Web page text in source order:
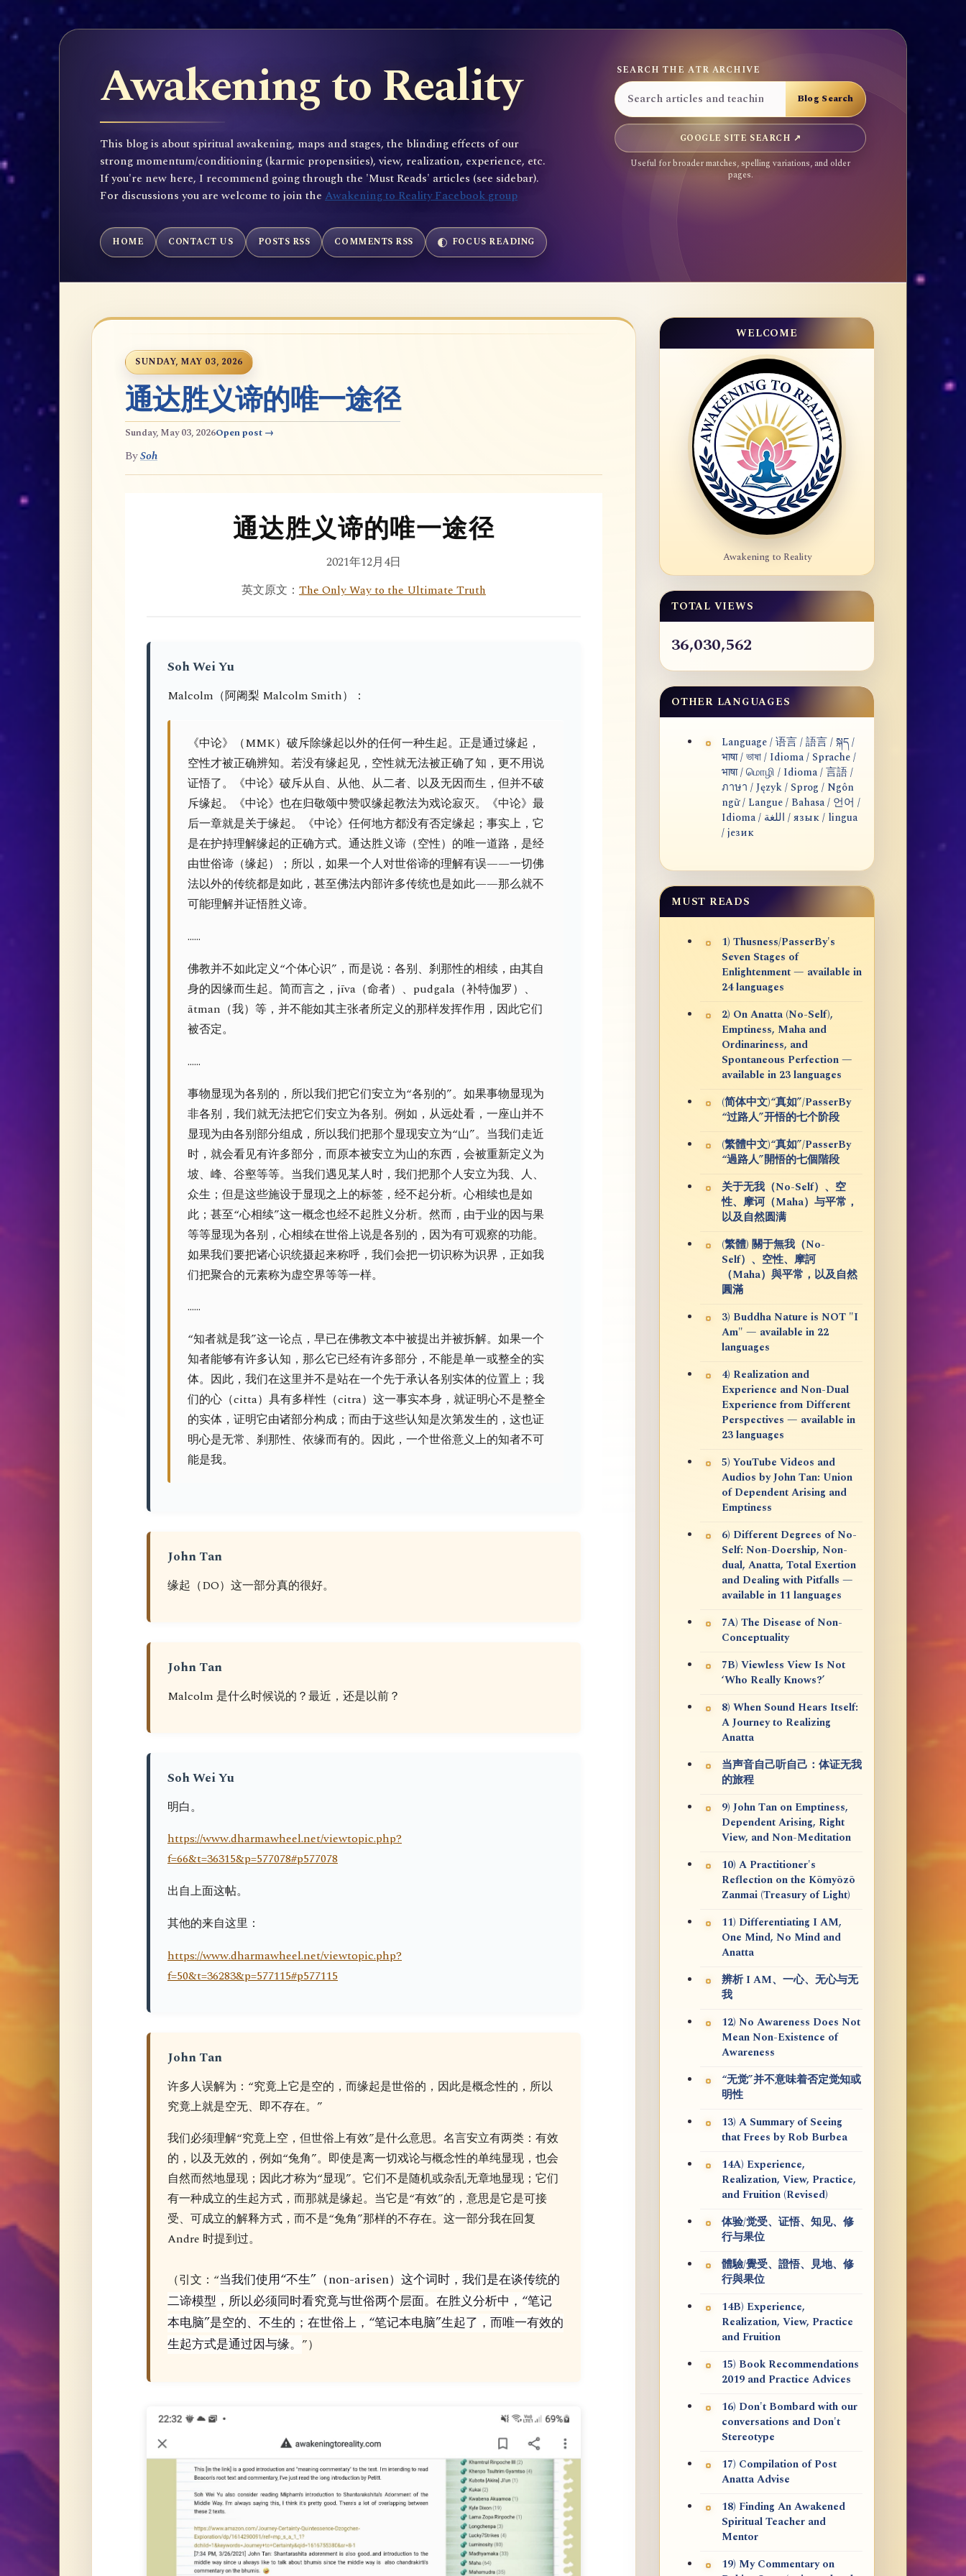
Awakening to Reality
This blog is about spiritual awakening, maps and stages, the blinding effects of our
strong momentum/conditioning (karmic propensities), view, realization, experience, etc.
If you're new here, I recommend going through the 'Must Reads' articles (see sidebar).
For discussions you are welcome to join the Awakening to Reality Facebook group
SEARCH THE ATR ARCHIVE
GOOGLE SITE SEARCH ↗
Useful for broader matches, spelling variations, and older
pages.
HOME CONTACT US POSTS RSS COMMENTS RSS FOCUS READING
SUNDAY, MAY 03, 2026
通达胜义谛的唯一途径
Sunday, May 03, 2026Open post →
BySoh
通达胜义谛的唯一途径
2021年12月4日
英文原文： The Only Way to the Ultimate Truth
Soh Wei Yu
Malcolm（阿阇梨 Malcolm Smith）：
《中论》（MMK）破斥除缘起以外的任何一种生起。正是通过缘起，
空性才被正确辨知。若没有缘起见，空性就无法被正确了知，更不用说
证悟了。《中论》破斥从自、从他、从二者、以及无因而生，但并不破
斥缘起。《中论》也在归敬颂中赞叹缘起教法为戏论寂灭。《中论》最
后一章就是关于缘起。《中论》任何地方都没有否定缘起；事实上，它
是在护持理解缘起的正确方式。通达胜义谛（空性）的唯一道路，是经
由世俗谛（缘起）；所以，如果一个人对世俗谛的理解有误——一切佛
法以外的传统都是如此，甚至佛法内部许多传统也是如此——那么就不
可能理解并证悟胜义谛。
……
佛教并不如此定义“个体心识”，而是说：各别、刹那性的相续，由其自
身的因缘而生起。简而言之，jīva（命者）、pudgala（补特伽罗）、
ātman（我）等，并不能如其主张者所定义的那样发挥作用，因此它们
被否定。
……
事物显现为各别的，所以我们把它们安立为“各别的”。如果事物显现为
非各别，我们就无法把它们安立为各别。例如，从远处看，一座山并不
显现为由各别部分组成，所以我们把那个显现安立为“山”。当我们走近
时，就会看见有许多部分，而原本被安立为山的东西，会被重新定义为
坡、峰、谷壑等等。当我们遇见某人时，我们把那个人安立为我、人、
众生；但是这些施设于显现之上的标签，经不起分析。心相续也是如
此；甚至“心相续”这一概念也经不起胜义分析。然而，由于业的因与果
等等显现为各别，心相续在世俗上说是各别的，因为有可观察的功能。
如果我们要把诸心识统摄起来称呼，我们会把一切识称为识界，正如我
们把聚合的元素称为虚空界等等一样。
……
“知者就是我”这一论点，早已在佛教文本中被提出并被拆解。如果一个
知者能够有许多认知，那么它已经有许多部分，不能是单一或整全的实
体。因此，我们在这里并不是站在一个先于承认各别实体的位置上；我
们的心（citta）具有多样性（citra）这一事实本身，就证明心不是整全
的实体，证明它由诸部分构成；而由于这些认知是次第发生的，这也证
明心是无常、刹那性、依缘而有的。因此，一个世俗意义上的知者不可
能是我。
John Tan
缘起（DO）这一部分真的很好。
John Tan
Malcolm 是什么时候说的？最近，还是以前？
Soh Wei Yu
明白。
https://www.dharmawheel.net/viewtopic.php?
f=66&t=36315&p=577078#p577078
出自上面这帖。
其他的来自这里：
https://www.dharmawheel.net/viewtopic.php?
f=50&t=36283&p=577115#p577115
John Tan
许多人误解为：“究竟上它是空的，而缘起是世俗的，因此是概念性的，所以
究竟上就是空无、即不存在。”
我们必须理解“究竟上空，但世俗上有效”是什么意思。名言安立有两类：有效
的，以及无效的，例如“兔角”。即使是离一切戏论与概念性的单纯显现，也会
自然而然地显现；因此才称为“显现”。它们不是随机或杂乱无章地显现；它们
有一种成立的生起方式，而那就是缘起。当它是“有效”的，意思是它是可接
受、可成立的解释方式，而不是“兔角”那样的不存在。这一部分我在回复
Andre 时提到过。
（引文：“当我们使用“不生”（non-arisen）这个词时，我们是在谈传统的
二谛模型，所以必须同时看究竟与世俗两个层面。在胜义分析中，“笔记
本电脑”是空的、不生的；在世俗上，“笔记本电脑”生起了，而唯一有效的
生起方式是通过因与缘。 ”）
WELCOME
Awakening to Reality
TOTAL VIEWS
36,030,562
OTHER LANGUAGES
Language / 语言 / 語言 / སྐད /
भाषा / ভাষা / Idioma / Sprache /
भाषा / மொழி / Idioma / 言語 /
ภาษา / Język / Sprog / Ngôn
ngữ / Langue / Bahasa / 언어 /
Idioma / اللغة / язык / lingua
/ језик
MUST READS
1) Thusness/PasserBy's
Seven Stages of
Enlightenment — available in
24 languages
2) On Anatta (No-Self),
Emptiness, Maha and
Ordinariness, and
Spontaneous Perfection —
available in 23 languages
(简体中文)“真如”/PasserBy
“过路人”开悟的七个阶段
(繁體中文)“真如”/PasserBy
“過路人”開悟的七個階段
关于无我（No-Self）、空
性、摩诃（Maha）与平常，
以及自然圆满
(繁體) 關于無我（No-
Self）、空性、摩訶
（Maha）與平常，以及自然
圓滿
3) Buddha Nature is NOT "I
Am" — available in 22
languages
4) Realization and
Experience and Non-Dual
Experience from Different
Perspectives — available in
23 languages
5) YouTube Videos and
Audios by John Tan: Union
of Dependent Arising and
Emptiness
6) Different Degrees of No-
Self: Non-Doership, Non-
dual, Anatta, Total Exertion
and Dealing with Pitfalls —
available in 11 languages
7A) The Disease of Non-
Conceptuality
7B) Viewless View Is Not
‘Who Really Knows?’
8) When Sound Hears Itself:
A Journey to Realizing
Anatta
当声音自己听自己：体证无我
的旅程
9) John Tan on Emptiness,
Dependent Arising, Right
View, and Non-Meditation
10) A Practitioner's
Reflection on the Kōmyōzō
Zanmai (Treasury of Light)
11) Differentiating I AM,
One Mind, No Mind and
Anatta
辨析 I AM、一心、无心与无
我
12) No Awareness Does Not
Mean Non-Existence of
Awareness
“无觉”并不意味着否定觉知或
明性
13) A Summary of Seeing
that Frees by Rob Burbea
14A) Experience,
Realization, View, Practice,
and Fruition (Revised)
体验/觉受、证悟、知见、修
行与果位
體驗/覺受、證悟、見地、修
行與果位
14B) Experience,
Realization, View, Practice
and Fruition
15) Book Recommendations
2019 and Practice Advices
16) Don't Bombard with our
conversations and Don't
Stereotype
17) Compilation of Post
Anatta Advise
18) Finding An Awakened
Spiritual Teacher and
Mentor
19) My Commentary on